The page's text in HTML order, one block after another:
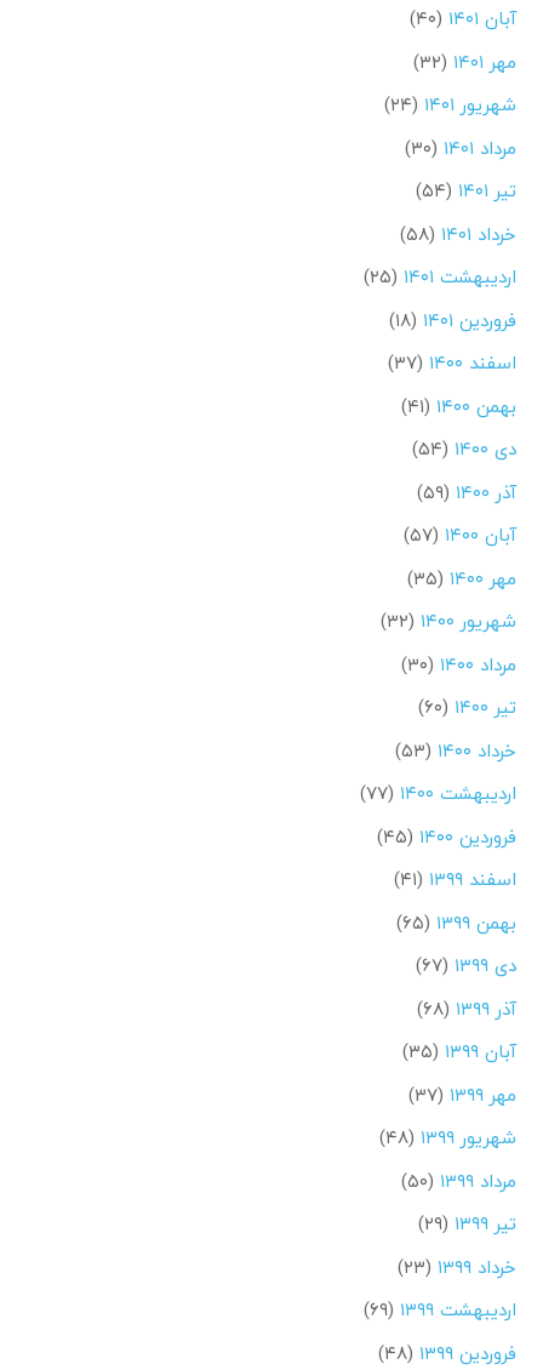
آبان ۱۴۰۱
(۴۰)
مهر ۱۴۰۱
(۳۲)
شهریور ۱۴۰۱
(۲۴)
مرداد ۱۴۰۱
(۳۰)
تیر ۱۴۰۱
(۵۴)
خرداد ۱۴۰۱
(۵۸)
اردیبهشت ۱۴۰۱
(۲۵)
فروردین ۱۴۰۱
(۱۸)
اسفند ۱۴۰۰
(۳۷)
بهمن ۱۴۰۰
(۴۱)
دی ۱۴۰۰
(۵۴)
آذر ۱۴۰۰
(۵۹)
آبان ۱۴۰۰
(۵۷)
مهر ۱۴۰۰
(۳۵)
شهریور ۱۴۰۰
(۳۲)
مرداد ۱۴۰۰
(۳۰)
تیر ۱۴۰۰
(۶۰)
خرداد ۱۴۰۰
(۵۳)
اردیبهشت ۱۴۰۰
(۷۷)
فروردین ۱۴۰۰
(۴۵)
اسفند ۱۳۹۹
(۴۱)
بهمن ۱۳۹۹
(۶۵)
دی ۱۳۹۹
(۶۷)
آذر ۱۳۹۹
(۶۸)
آبان ۱۳۹۹
(۳۵)
مهر ۱۳۹۹
(۳۷)
شهریور ۱۳۹۹
(۴۸)
مرداد ۱۳۹۹
(۵۰)
تیر ۱۳۹۹
(۲۹)
خرداد ۱۳۹۹
(۲۳)
اردیبهشت ۱۳۹۹
(۶۹)
فروردین ۱۳۹۹
(۴۸)